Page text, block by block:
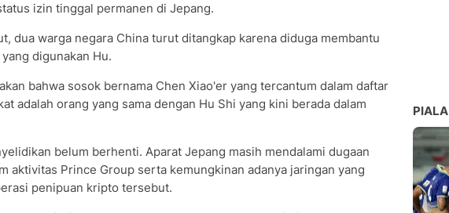
izin tinggal permanen di Jepang.
dua warga negara China turut ditangkap karena diduga membantu
digunakan Hu.
bahwa sosok bernama Chen Xiao'er yang tercantum dalam daftar
adalah orang yang sama dengan Hu Shi yang kini berada dalam
belum berhenti. Aparat Jepang masih mendalami dugaan
aktivitas Prince Group serta kemungkinan adanya jaringan yang
penipuan kripto tersebut.